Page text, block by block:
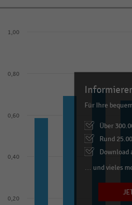
0,20
0,40
0,60
0,80
1,00
Für Ihre
Über
Rund
Download
… und vieles